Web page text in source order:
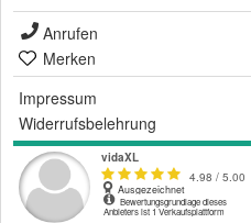
Anrufen
Merken
Impressum
Widerrufsbelehrung